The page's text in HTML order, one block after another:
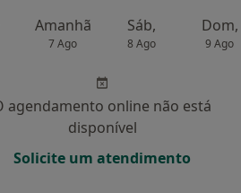
Amanhã
7 Ago
Sáb,
8 Ago
Dom,
9 Ago
agendamento online não está
disponível
Solicite um atendimento